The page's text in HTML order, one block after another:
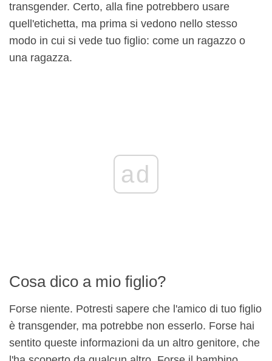
transgender. Certo, alla fine potrebbero usare
quell'etichetta, ma prima si vedono nello stesso
modo in cui si vede tuo figlio: come un ragazzo o
una ragazza.
ad
Cosa dico a mio figlio?
Forse niente. Potresti sapere che l'amico di tuo figlio
è transgender, ma potrebbe non esserlo. Forse hai
sentito queste informazioni da un altro genitore, che